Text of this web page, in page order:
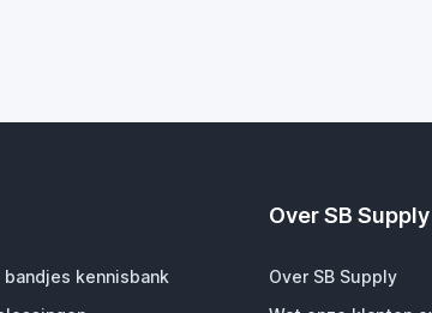
kennisbank
Over SB Supply
Over SB Supply